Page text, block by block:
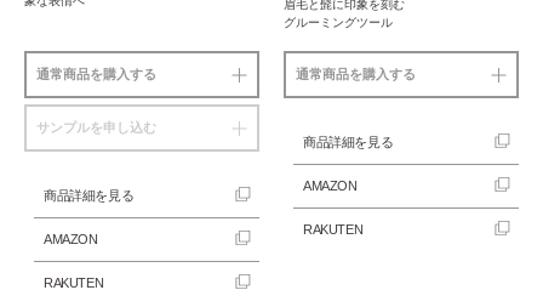
通常商品を購入する
サンプルを申し込む
商品詳細を見る
AMAZON
RAKUTEN
眉毛と髭に印象を刻む
グルーミングツール
通常商品を購入する
商品詳細を見る
AMAZON
RAKUTEN